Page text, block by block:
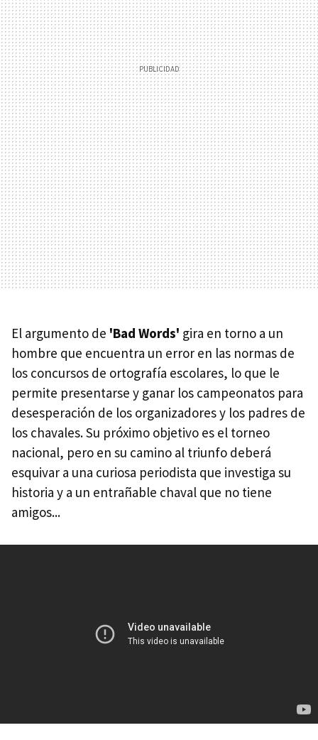
El argumento de 'Bad Words' gira en torno a un
hombre que encuentra un error en las normas de
los concursos de ortografía escolares, lo que le
permite presentarse y ganar los campeonatos para
desesperación de los organizadores y los padres de
los chavales. Su próximo objetivo es el torneo
nacional, pero en su camino al triunfo deberá
esquivar a una curiosa periodista que investiga su
historia y a un entrañable chaval que no tiene
amigos...